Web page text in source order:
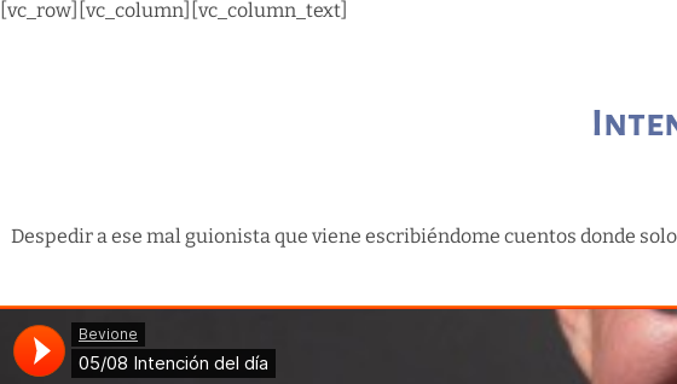
[vc_row][vc_column][vc_column_text]
Despedir a ese mal guionista que viene escribiéndome cuentos donde